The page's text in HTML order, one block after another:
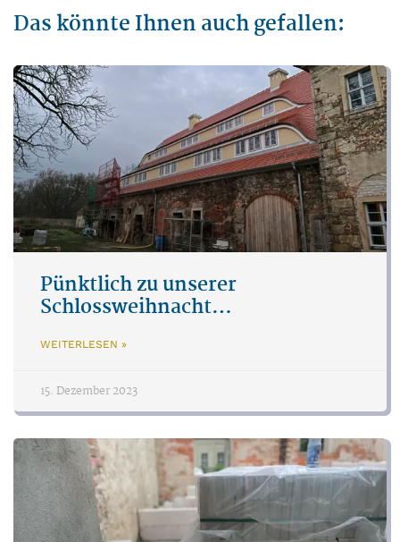
Das könnte Ihnen auch gefallen:
Pünktlich zu unserer
Schlossweihnacht…
WEITERLESEN »
15. Dezember 2023